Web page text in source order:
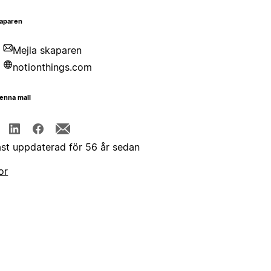
Mejla skaparen
notionthings.com
mall
uppdaterad för 56 år sedan